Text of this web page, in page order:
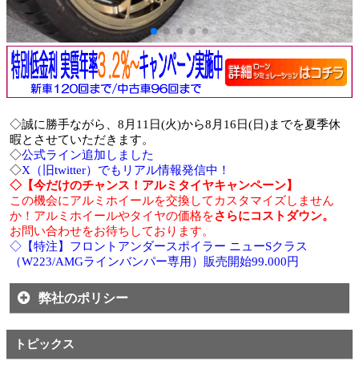
◇誠に勝手ながら、8月11日(火)から8月16日(日)までを夏季休
暇とさせていただきます。
◇公式ライン追加しました
◇X（旧twitter）でもリアル情報発信中！
◇【今だけのチャンス！アルミタイヤキャンペーン】
この機会にアルミホイールを交換してカスタマイズしません
か！アルミホイールやタイヤの価格をさらにコストダウン。
お問い合わせをお待ちしております。
◇【特注】フロントアンダースポイラー ニューSクラス
（W223/AMGラインバンパー専用）販売開始99.000円
弊社のポリシー
トピックス